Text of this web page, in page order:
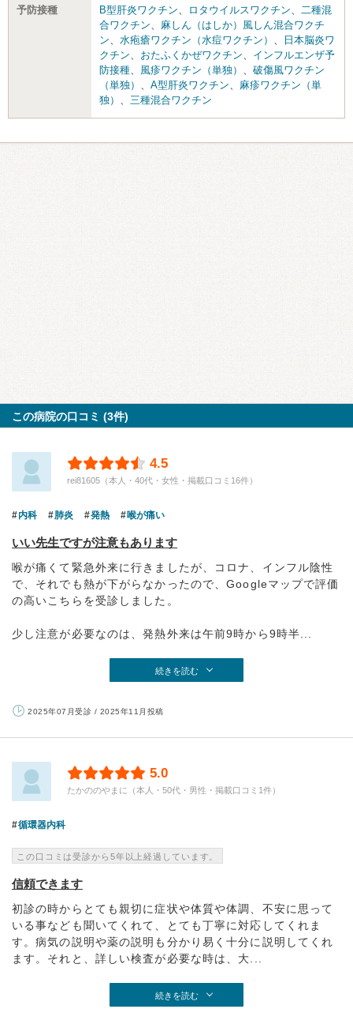
予防接種 B型肝炎ワクチン ロタウイルスワクチン
二種混
合ワクチン
麻しん（はしか）風しん混合ワクチ
ン
水疱瘡ワクチン（水痘ワクチン）
日本脳炎ワ
クチン
おたふくかぜワクチン
インフルエンザ予
防接種
風疹ワクチン（単独）
破傷風ワクチン
（単独）
A型肝炎ワクチン
麻疹ワクチン（単
独）
三種混合ワクチン
この病院の口コミ (3件)
4.5
rei81605（本人・40代・女性・掲載口コミ16件）
内科 肺炎 発熱 喉が痛い
いい先生ですが注意もあります
喉が痛くて緊急外来に行きましたが、コロナ、インフル陰性
で、それでも熱が下がらなかったので、Googleマップで評価
の高いこちらを受診しました。
少し注意が必要なのは、発熱外来は午前9時から9時半...
続きを読む
2025年07月受診 / 2025年11月投稿
5.0
たかののやまに（本人・50代・男性・掲載口コミ1件）
循環器内科
この口コミは受診から5年以上経過しています。
信頼できます
初診の時からとても親切に症状や体質や体調、不安に思って
いる事なども聞いてくれて、とても丁寧に対応してくれま
す。病気の説明や薬の説明も分かり易く十分に説明してくれ
ます。それと、詳しい検査が必要な時は、大...
続きを読む